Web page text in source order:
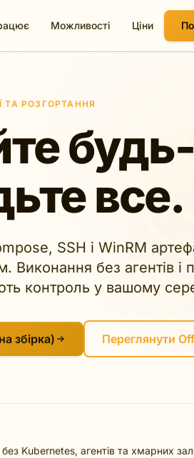
Можливості Ціни
ТА РОЗГОРТАННЯ
все.
SSH і WinRM
Виконання без агентів і
контроль у вашому
збірка) Переглянути
Kubernetes, агентів та хмарних